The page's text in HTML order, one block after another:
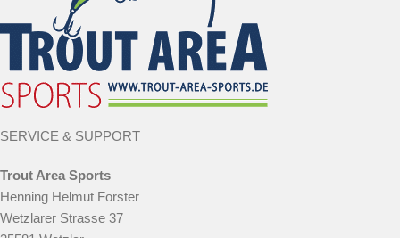
SERVICE & SUPPORT
Trout Area Sports
Henning Helmut Forster
Wetzlarer Strasse 37